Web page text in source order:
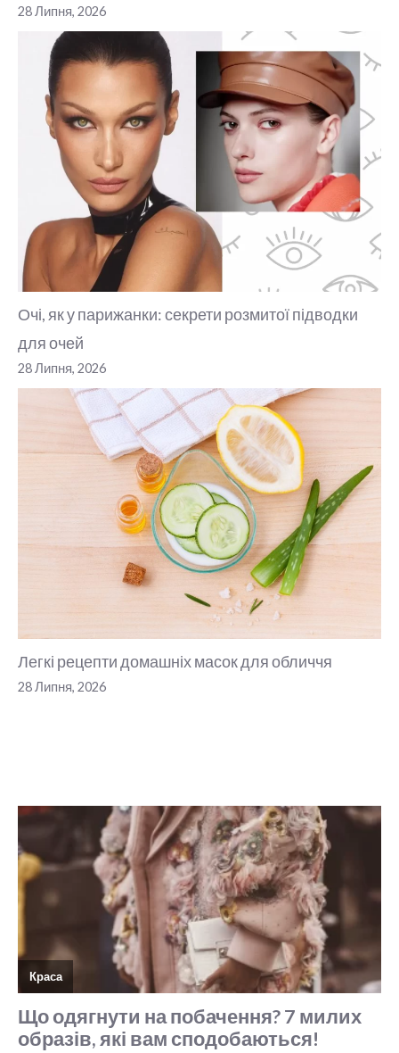
28 Липня, 2026
Очі, як у парижанки: секрети розмитої підводки
для очей
28 Липня, 2026
Легкі рецепти домашніх масок для обличчя
28 Липня, 2026